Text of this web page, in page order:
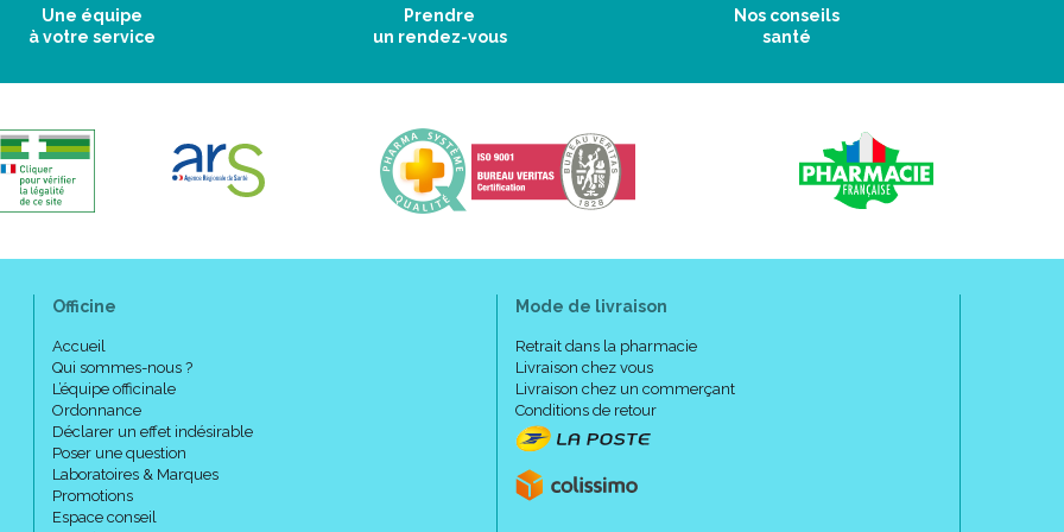
Code EAN : 3401145279165
Une équipe
à votre service
Prendre
un rendez-vous
Nos conseils
santé
Officine
Accueil
Qui sommes-nous ?
L’équipe officinale
Ordonnance
Déclarer un effet indésirable
Poser une question
Laboratoires & Marques
Promotions
Espace conseil
Mode de livraison
Retrait dans la pharmacie
Livraison chez vous
Livraison chez un commerçant
Conditions de retour